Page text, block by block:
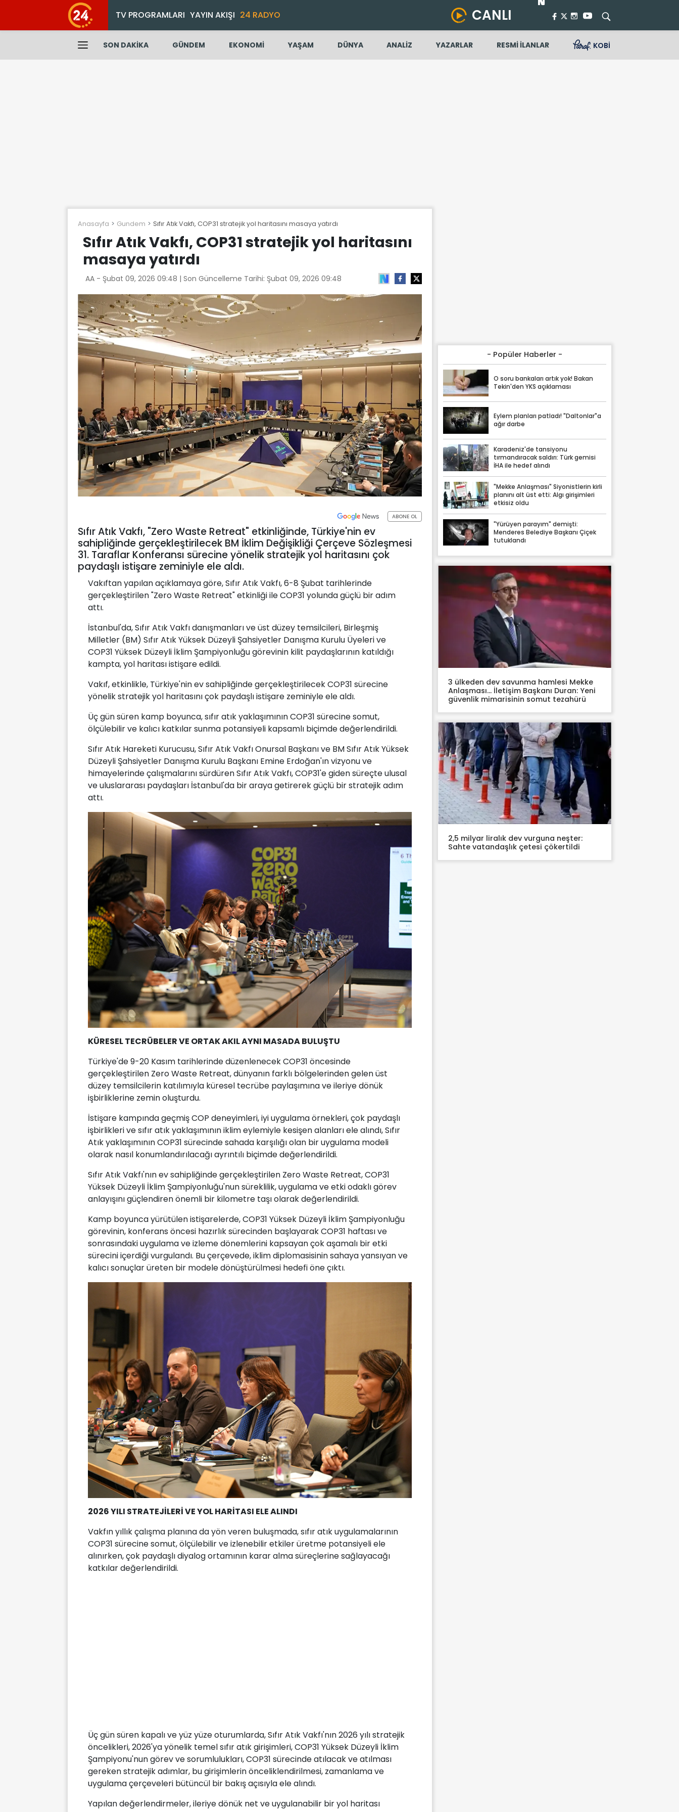
TV PROGRAMLARI YAYIN AKIŞI 24 RADYO CANLI
SON DAKİKA GÜNDEM EKONOMİ YAŞAM DÜNYA ANALİZ YAZARLAR RESMİ İLANLAR KOBİ
Anasayfa Gundem Sıfır Atık Vakfı, COP31 stratejik yol haritasını masaya yatırdı
Sıfır Atık Vakfı, COP31 stratejik yol haritasını
masaya yatırdı
AA - Şubat 09, 2026 09:48 | Son Güncelleme Tarihi: Şubat 09, 2026 09:48
ABONE OL
Sıfır Atık Vakfı, "Zero Waste Retreat" etkinliğinde, Türkiye'nin ev
sahipliğinde gerçekleştirilecek BM İklim Değişikliği Çerçeve Sözleşmesi
31. Taraflar Konferansı sürecine yönelik stratejik yol haritasını çok
paydaşlı istişare zeminiyle ele aldı.
Vakıftan yapılan açıklamaya göre, Sıfır Atık Vakfı, 6-8 Şubat tarihlerinde
gerçekleştirilen "Zero Waste Retreat" etkinliği ile COP31 yolunda güçlü bir adım
attı.
İstanbul'da, Sıfır Atık Vakfı danışmanları ve üst düzey temsilcileri, Birleşmiş
Milletler (BM) Sıfır Atık Yüksek Düzeyli Şahsiyetler Danışma Kurulu Üyeleri ve
COP31 Yüksek Düzeyli İklim Şampiyonluğu görevinin kilit paydaşlarının katıldığı
kampta, yol haritası istişare edildi.
Vakıf, etkinlikle, Türkiye'nin ev sahipliğinde gerçekleştirilecek COP31 sürecine
yönelik stratejik yol haritasını çok paydaşlı istişare zeminiyle ele aldı.
Üç gün süren kamp boyunca, sıfır atık yaklaşımının COP31 sürecine somut,
ölçülebilir ve kalıcı katkılar sunma potansiyeli kapsamlı biçimde değerlendirildi.
Sıfır Atık Hareketi Kurucusu, Sıfır Atık Vakfı Onursal Başkanı ve BM Sıfır Atık Yüksek
Düzeyli Şahsiyetler Danışma Kurulu Başkanı Emine Erdoğan'ın vizyonu ve
himayelerinde çalışmalarını sürdüren Sıfır Atık Vakfı, COP31'e giden süreçte ulusal
ve uluslararası paydaşları İstanbul'da bir araya getirerek güçlü bir stratejik adım
attı.
KÜRESEL TECRÜBELER VE ORTAK AKIL AYNI MASADA BULUŞTU
Türkiye'de 9-20 Kasım tarihlerinde düzenlenecek COP31 öncesinde
gerçekleştirilen Zero Waste Retreat, dünyanın farklı bölgelerinden gelen üst
düzey temsilcilerin katılımıyla küresel tecrübe paylaşımına ve ileriye dönük
işbirliklerine zemin oluşturdu.
İstişare kampında geçmiş COP deneyimleri, iyi uygulama örnekleri, çok paydaşlı
işbirlikleri ve sıfır atık yaklaşımının iklim eylemiyle kesişen alanları ele alındı, Sıfır
Atık yaklaşımının COP31 sürecinde sahada karşılığı olan bir uygulama modeli
olarak nasıl konumlandırılacağı ayrıntılı biçimde değerlendirildi.
Sıfır Atık Vakfı'nın ev sahipliğinde gerçekleştirilen Zero Waste Retreat, COP31
Yüksek Düzeyli İklim Şampiyonluğu'nun süreklilik, uygulama ve etki odaklı görev
anlayışını güçlendiren önemli bir kilometre taşı olarak değerlendirildi.
Kamp boyunca yürütülen istişarelerde, COP31 Yüksek Düzeyli İklim Şampiyonluğu
görevinin, konferans öncesi hazırlık sürecinden başlayarak COP31 haftası ve
sonrasındaki uygulama ve izleme dönemlerini kapsayan çok aşamalı bir etki
sürecini içerdiği vurgulandı. Bu çerçevede, iklim diplomasisinin sahaya yansıyan ve
kalıcı sonuçlar üreten bir modele dönüştürülmesi hedefi öne çıktı.
2026 YILI STRATEJİLERİ VE YOL HARİTASI ELE ALINDI
Vakfın yıllık çalışma planına da yön veren buluşmada, sıfır atık uygulamalarının
COP31 sürecine somut, ölçülebilir ve izlenebilir etkiler üretme potansiyeli ele
alınırken, çok paydaşlı diyalog ortamının karar alma süreçlerine sağlayacağı
katkılar değerlendirildi.
Üç gün süren kapalı ve yüz yüze oturumlarda, Sıfır Atık Vakfı'nın 2026 yılı stratejik
öncelikleri, 2026'ya yönelik temel sıfır atık girişimleri, COP31 Yüksek Düzeyli İklim
Şampiyonu'nun görev ve sorumlulukları, COP31 sürecinde atılacak ve atılması
gereken stratejik adımlar, bu girişimlerin önceliklendirilmesi, zamanlama ve
uygulama çerçeveleri bütüncül bir bakış açısıyla ele alındı.
Yapılan değerlendirmeler, ileriye dönük net ve uygulanabilir bir yol haritası
- Popüler Haberler -
O soru bankaları artık yok! Bakan
Tekin'den YKS açıklaması
Eylem planları patladı! "Daltonlar"a
ağır darbe
Karadeniz'de tansiyonu
tırmandıracak saldırı: Türk gemisi
İHA ile hedef alındı
"Mekke Anlaşması" Siyonistlerin kirli
planını alt üst etti: Algı girişimleri
etkisiz oldu
"Yürüyen parayım" demişti:
Menderes Belediye Başkanı Çiçek
tutuklandı
3 ülkeden dev savunma hamlesi Mekke
Anlaşması… İletişim Başkanı Duran: Yeni
güvenlik mimarisinin somut tezahürü
2,5 milyar liralık dev vurguna neşter:
Sahte vatandaşlık çetesi çökertildi